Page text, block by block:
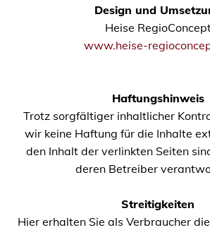
Design und
Heise
www.heise-
Haftungshinweis
Trotz sorgfältiger inhaltlicher
wir keine Haftung für die Inhalte
den Inhalt der verlinkten Seiten
deren Betreiber
Streitigkeiten
Hier erhalten Sie als Verbraucher